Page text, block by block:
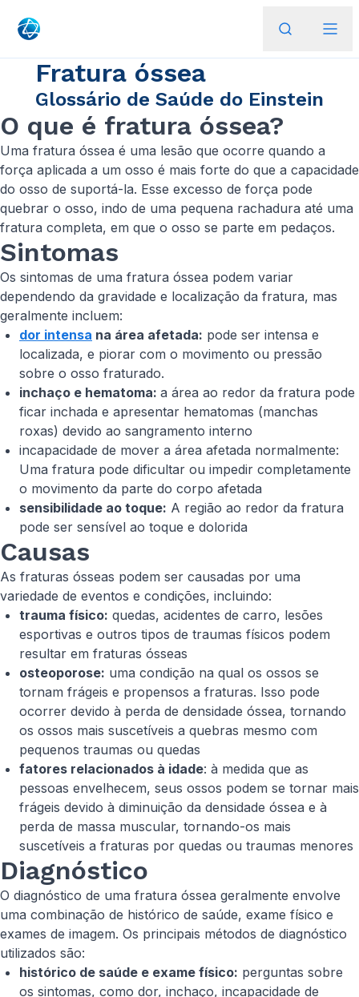
Fratura óssea
Glossário de Saúde do Einstein
O que é fratura óssea?
Uma fratura óssea é uma lesão que ocorre quando a
força aplicada a um osso é mais forte do que a capacidade
do osso de suportá-la. Esse excesso de força pode
quebrar o osso, indo de uma pequena rachadura até uma
fratura completa, em que o osso se parte em pedaços.
Sintomas
Os sintomas de uma fratura óssea podem variar
dependendo da gravidade e localização da fratura, mas
geralmente incluem:
dor intensa na área afetada: pode ser intensa e
localizada, e piorar com o movimento ou pressão
sobre o osso fraturado.
inchaço e hematoma: a área ao redor da fratura pode
ficar inchada e apresentar hematomas (manchas
roxas) devido ao sangramento interno
incapacidade de mover a área afetada normalmente:
Uma fratura pode dificultar ou impedir completamente
o movimento da parte do corpo afetada
sensibilidade ao toque: A região ao redor da fratura
pode ser sensível ao toque e dolorida
Causas
As fraturas ósseas podem ser causadas por uma
variedade de eventos e condições, incluindo:
trauma físico: quedas, acidentes de carro, lesões
esportivas e outros tipos de traumas físicos podem
resultar em fraturas ósseas
osteoporose: uma condição na qual os ossos se
tornam frágeis e propensos a fraturas. Isso pode
ocorrer devido à perda de densidade óssea, tornando
os ossos mais suscetíveis a quebras mesmo com
pequenos traumas ou quedas
fatores relacionados à idade: à medida que as
pessoas envelhecem, seus ossos podem se tornar mais
frágeis devido à diminuição da densidade óssea e à
perda de massa muscular, tornando-os mais
suscetíveis a fraturas por quedas ou traumas menores
Diagnóstico
O diagnóstico de uma fratura óssea geralmente envolve
uma combinação de histórico de saúde, exame físico e
exames de imagem. Os principais métodos de diagnóstico
utilizados são:
histórico de saúde e exame físico: perguntas sobre
os sintomas, como dor, inchaço, incapacidade de